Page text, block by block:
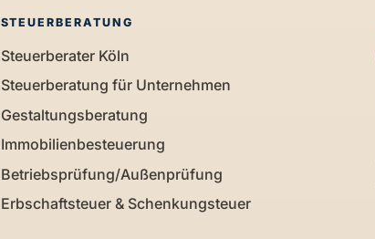
STEUERBERATUNG
Steuerberater Köln
Steuerberatung für Unternehmen
Gestaltungsberatung
Immobilienbesteuerung
Betriebsprüfung/Außenprüfung
Erbschaftsteuer & Schenkungsteuer